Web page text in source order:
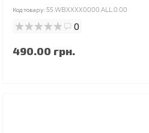
Код товару: 55.WBXXXX0000.ALL.0.00
0
490.00 грн.